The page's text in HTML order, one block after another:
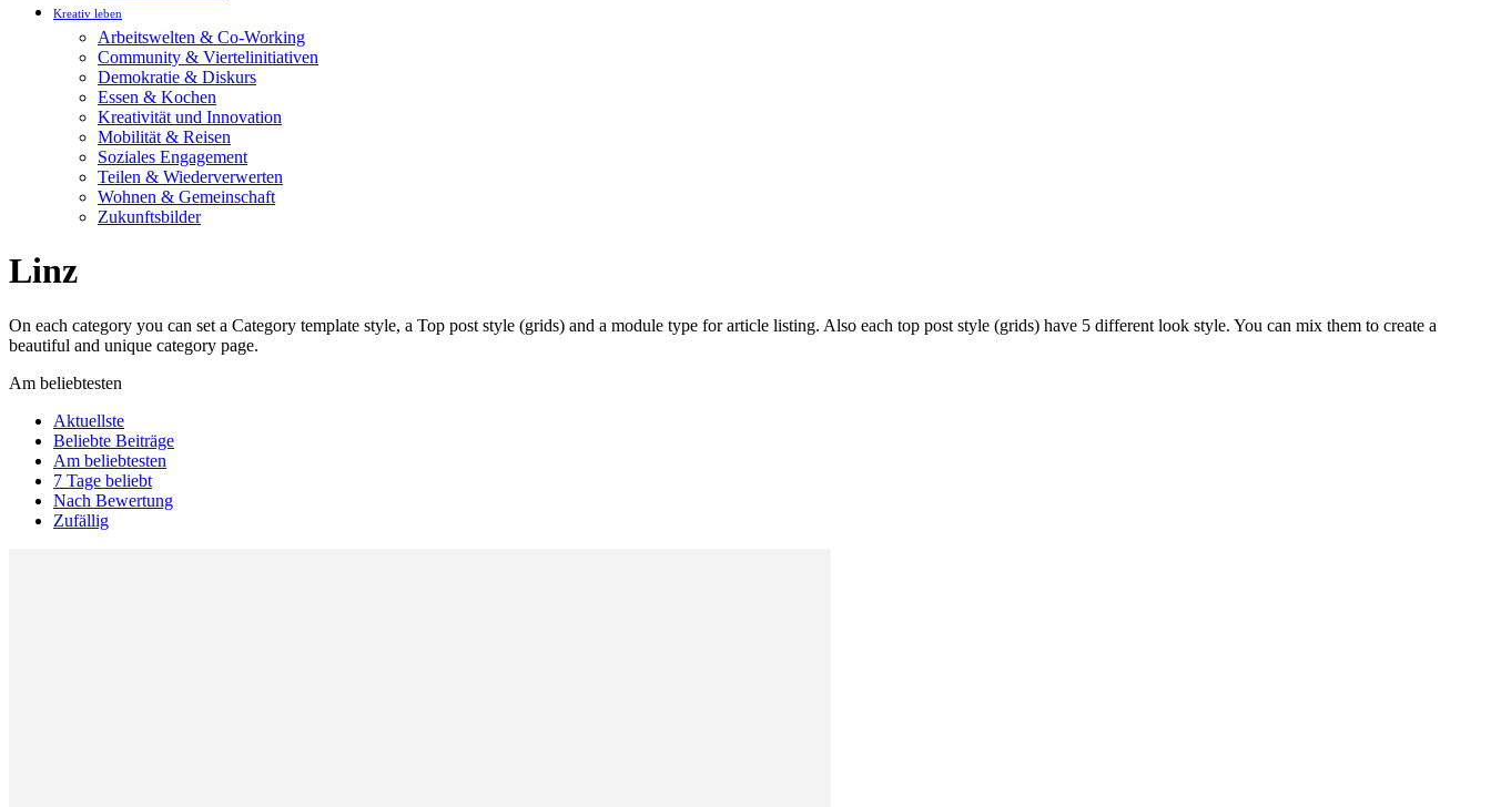
Kreativ leben
Arbeitswelten & Co-Working
Community & Viertelinitiativen
Demokratie & Diskurs
Essen & Kochen
Kreativität und Innovation
Mobilität & Reisen
Soziales Engagement
Teilen & Wiederverwerten
Wohnen & Gemeinschaft
Zukunftsbilder
Linz
On each category you can set a Category template style, a Top post style (grids) and a module type for article listing. Also each top post style (grids) have 5 different look style. You can mix them to create a
beautiful and unique category page.
Am beliebtesten
Aktuellste
Beliebte Beiträge
Am beliebtesten
7 Tage beliebt
Nach Bewertung
Zufällig